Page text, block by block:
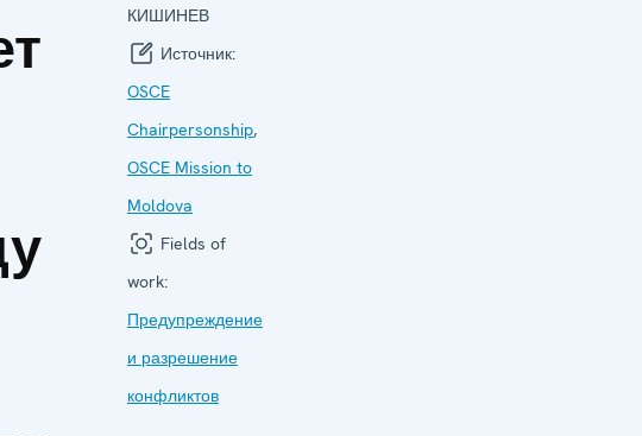
КИШИНЕВ
Источник:
OSCE
Chairpersonship,
OSCE Mission to
Moldova
Fields of
work:
Предупреждение
и разрешение
конфликтов